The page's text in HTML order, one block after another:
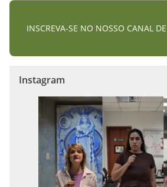
INSCREVA-SE NO NOSSO CANAL
Instagram